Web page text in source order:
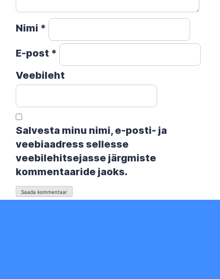
Nimi *
E-post *
Veebileht
Salvesta minu nimi, e-posti- ja
veebiaadress sellesse
veebilehitsejasse järgmiste
kommentaaride jaoks.